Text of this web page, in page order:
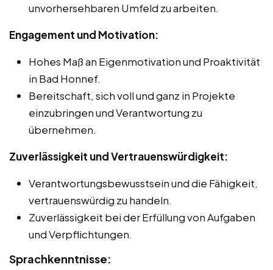
unvorhersehbaren Umfeld zu arbeiten.
Engagement und Motivation:
Hohes Maß an Eigenmotivation und Proaktivität
in Bad Honnef.
Bereitschaft, sich voll und ganz in Projekte
einzubringen und Verantwortung zu
übernehmen.
Zuverlässigkeit und Vertrauenswürdigkeit:
Verantwortungsbewusstsein und die Fähigkeit,
vertrauenswürdig zu handeln.
Zuverlässigkeit bei der Erfüllung von Aufgaben
und Verpflichtungen.
Sprachkenntnisse: